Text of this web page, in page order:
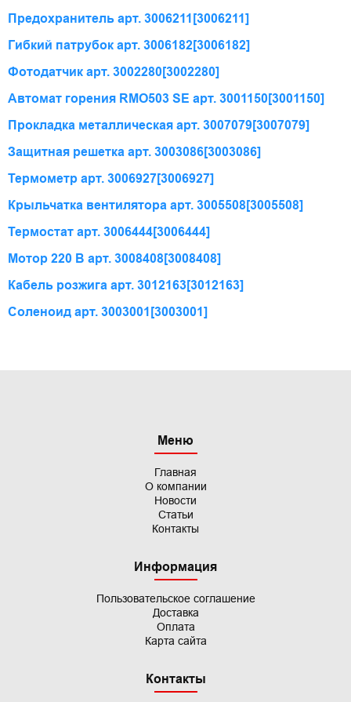
Предохранитель арт. 3006211 [3006211]
Гибкий патрубок арт. 3006182 [3006182]
Фотодатчик арт. 3002280 [3002280]
Автомат горения RMO503 SE арт. 3001150 [3001150]
Прокладка металлическая арт. 3007079[3007079]
Защитная решетка арт. 3003086[3003086]
Термометр арт. 3006927[3006927]
Крыльчатка вентилятора арт. 3005508[3005508]
Термостат арт. 3006444[3006444]
Мотор 220 В арт. 3008408[3008408]
Кабель розжига арт. 3012163[3012163]
Соленоид арт. 3003001 [3003001]
Меню
Главная
О компании
Новости
Статьи
Контакты
Информация
Пользовательскоесоглашение
Доставка
Оплата
Карта сайта
Контакты